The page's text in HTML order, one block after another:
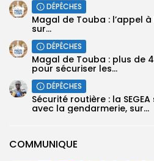
COMMUNIQUE
DÉPÊCHES
Magal de Touba : l’appel
sur...
DÉPÊCHES
Magal de Touba : plus de
pour sécuriser les...
DÉPÊCHES
Sécurité routière : la
avec la gendarmerie, sur...